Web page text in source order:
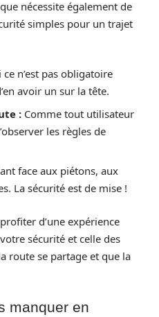
nécessite également de
simples pour un trajet
ce n’est pas obligatoire
avoir un sur la tête.
: Comme tout utilisateur
les règles de
face aux piétons, aux
La sécurité est de mise !
d’une expérience
sécurité et celle des
route se partage et que la
manquer en